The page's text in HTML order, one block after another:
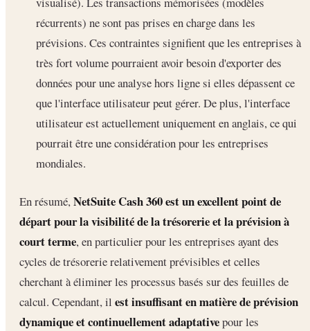
récurrents) ne sont pas prises en charge dans les
prévisions. Ces contraintes signifient que les entreprises à
très fort volume pourraient avoir besoin d'exporter des
données pour une analyse hors ligne si elles dépassent ce
que l'interface utilisateur peut gérer. De plus, l'interface
utilisateur est actuellement uniquement en anglais, ce qui
pourrait être une considération pour les entreprises
mondiales.
En résumé,NetSuite Cash 360 est un excellent point de
départ pour la visibilité de la trésorerie et la prévision à
court terme, en particulier pour les entreprises ayant des
cycles de trésorerie relativement prévisibles et celles
cherchant à éliminer les processus basés sur des feuilles de
calcul. Cependant, il est insuffisant en matière de prévision
dynamique et continuellement adaptativepour les